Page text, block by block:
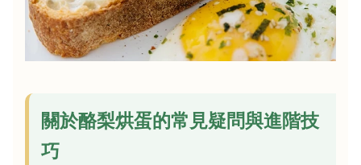
關於酪梨烘蛋的常見疑問與進階技
巧